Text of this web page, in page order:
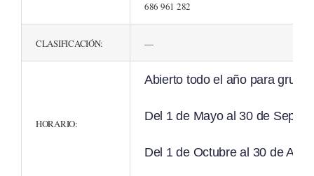
686 961 282
CLASIFICACIÓN: —
HORARIO:
Abierto todo el año para
Del 1 de Mayo al 30 de
Del 1 de Octubre al 30 de